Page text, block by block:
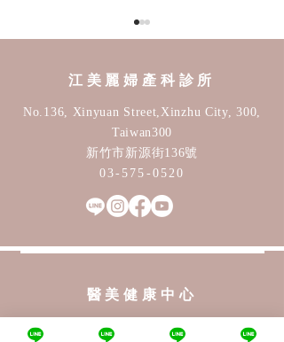
子宮內膜癌年輕化！30歲
江美麗婦產科診所
No.136, Xinyuan Street,Xinzhu City, 300,
Taiwan300
新竹市新源街136號
03-575-0520
醫美​健康中心
No.136, Xinyuan Street,Xinzhu City, 300,